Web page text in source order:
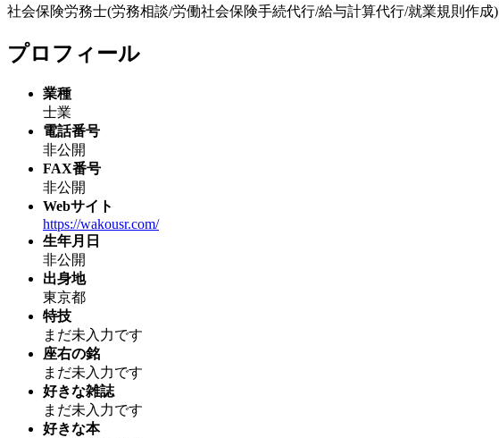
社会保険労務士(労務相談/労働社会保険手続代行/給与計算代行/就業規則作成)
プロフィール
業種
士業
電話番号
非公開
FAX番号
非公開
Webサイト
https://wakousr.com/
生年月日
非公開
出身地
東京都
特技
まだ未入力です
座右の銘
まだ未入力です
好きな雑誌
まだ未入力です
好きな本